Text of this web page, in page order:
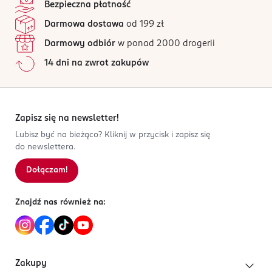
Bezpieczna płatność
Darmowa dostawa od 199 zł
Darmowy odbiór w ponad 2000 drogerii
14 dni na zwrot zakupów
Zapisz się na newsletter!
Lubisz być na bieżąco? Kliknij w przycisk i zapisz się
do newslettera.
Dołączam!
Znajdź nas również na:
Zakupy